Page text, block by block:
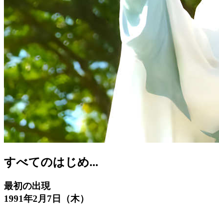
すべてのはじめ...
最初の出現
1991年2月7日（木）